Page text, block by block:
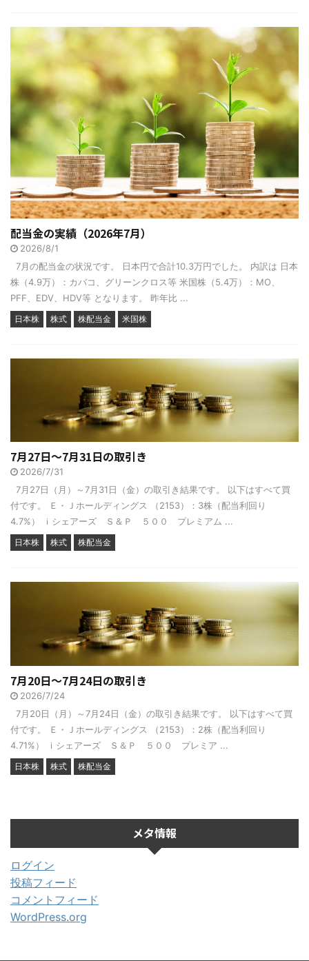
配当金の実績（2026年7月）
2026/8/1
7月の配当金の状況です。 日本円で合計10.3万円でした。 内訳は 日本
株（4.9万）：カバコ、グリーンクロス等 米国株（5.4万）：MO、
PFF、EDV、HDV等 となります。 昨年比 ...
日本株 株式 株配当金 米国株
7月27日～7月31日の取引き
2026/7/31
7月27日（月）～7月31日（金）の取引き結果です。 以下はすべて買
付です。 Ｅ・Ｊホールディングス （2153）：3株（配当利回り
4.7%） ｉシェアーズ Ｓ＆Ｐ ５００ プレミアム ...
日本株 株式 株配当金
7月20日～7月24日の取引き
2026/7/24
7月20日（月）～7月24日（金）の取引き結果です。 以下はすべて買
付です。 Ｅ・Ｊホールディングス （2153）：2株（配当利回り
4.71%） ｉシェアーズ Ｓ＆Ｐ ５００ プレミア ...
日本株 株式 株配当金
メタ情報
ログイン
投稿フィード
コメントフィード
WordPress.org